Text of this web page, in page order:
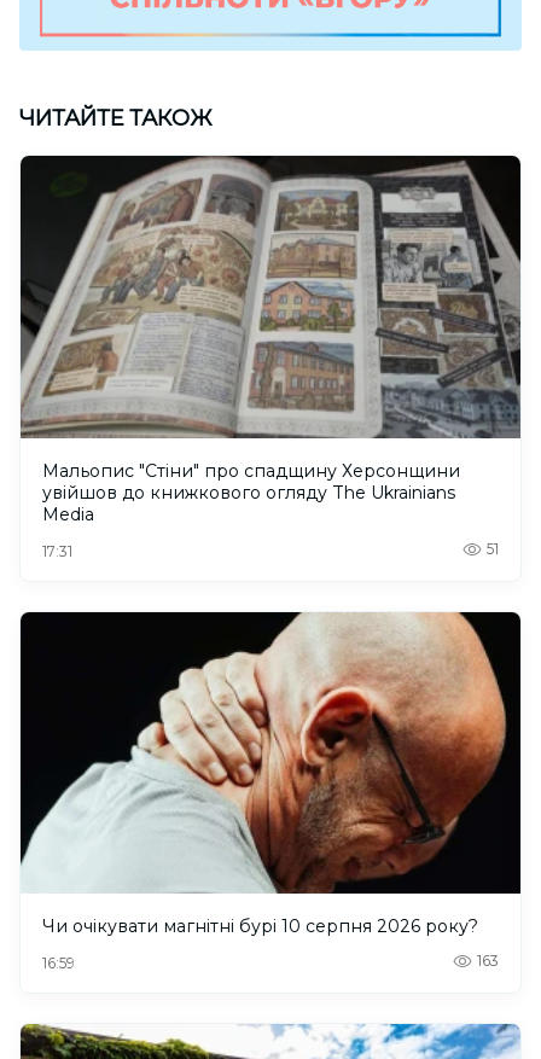
ЧИТАЙТЕ ТАКОЖ
Мальопис "Стіни" про спадщину Херсонщини
увійшов до книжкового огляду The Ukrainians
Media
17:31 51
Чи очікувати магнітні бурі 10 серпня 2026 року?
16:59 163